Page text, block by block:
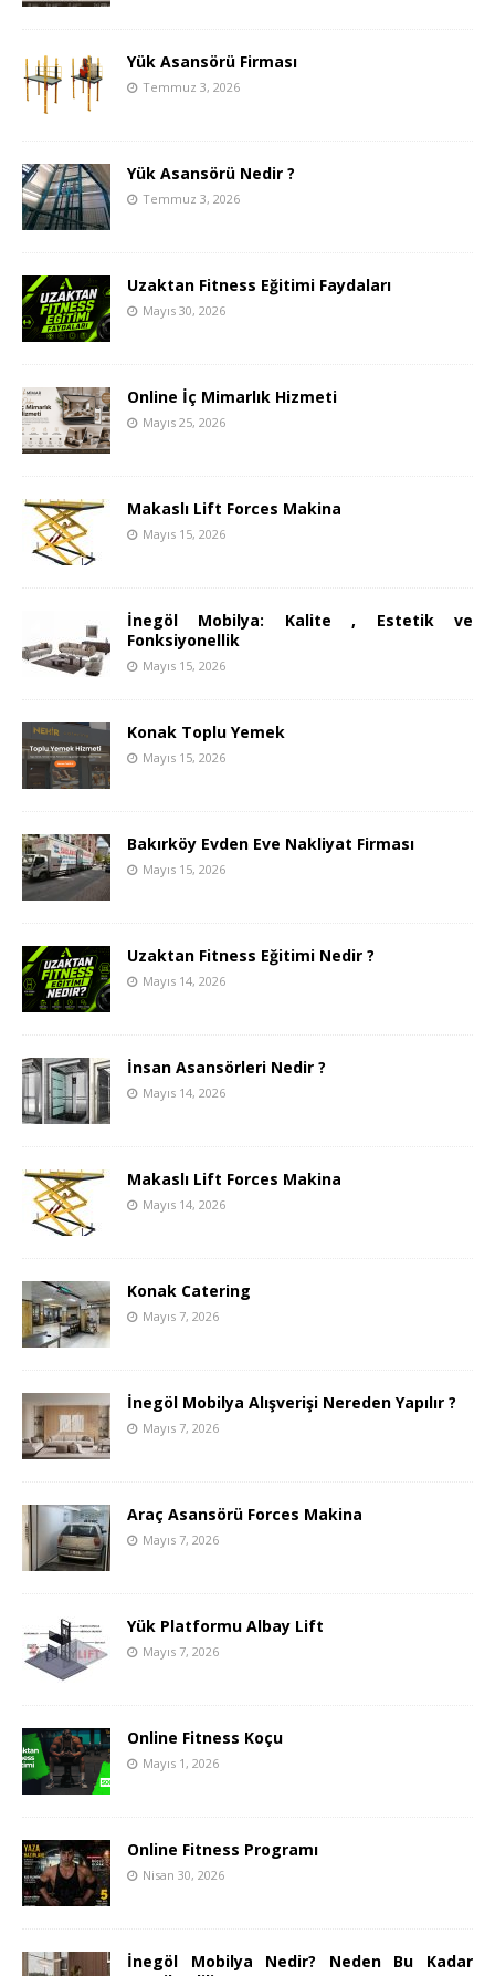
Yük Asansörü Firması
Temmuz 3, 2026
Yük Asansörü Nedir ?
Temmuz 3, 2026
Uzaktan Fitness Eğitimi Faydaları
Mayıs 30, 2026
Online İç Mimarlık Hizmeti
Mayıs 25, 2026
Makaslı Lift Forces Makina
Mayıs 15, 2026
İnegöl Mobilya: Kalite , Estetik ve
Fonksiyonellik
Mayıs 15, 2026
Konak Toplu Yemek
Mayıs 15, 2026
Bakırköy Evden Eve Nakliyat Firması
Mayıs 15, 2026
Uzaktan Fitness Eğitimi Nedir ?
Mayıs 14, 2026
İnsan Asansörleri Nedir ?
Mayıs 14, 2026
Makaslı Lift Forces Makina
Mayıs 14, 2026
Konak Catering
Mayıs 7, 2026
İnegöl Mobilya Alışverişi Nereden Yapılır ?
Mayıs 7, 2026
Araç Asansörü Forces Makina
Mayıs 7, 2026
Yük Platformu Albay Lift
Mayıs 7, 2026
Online Fitness Koçu
Mayıs 1, 2026
Online Fitness Programı
Nisan 30, 2026
İnegöl Mobilya Nedir? Neden Bu Kadar